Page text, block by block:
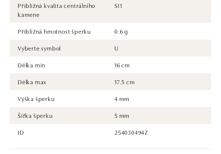
Přibližná kvalita centrálního
kamene
SI1
Přibližná hmotnost šperku
0.6 g
Vyberte symbol
U
Délka min
16 cm
Délka max
17.5 cm
Výška šperku
4 mm
Šířka šperku
5 mm
ID
254030494Z